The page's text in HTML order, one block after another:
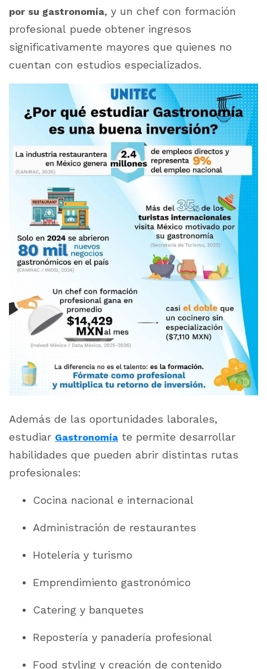
por su gastronomía, y un chef con formación
profesional puede obtener ingresos
significativamente mayores que quienes no
cuentan con estudios especializados.
Además de las oportunidades laborales,
estudiar Gastronomía te permite desarrollar
habilidades que pueden abrir distintas rutas
profesionales:
Cocina nacional e internacional
Administración de restaurantes
Hotelería y turismo
Emprendimiento gastronómico
Catering y banquetes
Repostería y panadería profesional
Food styling y creación de contenido